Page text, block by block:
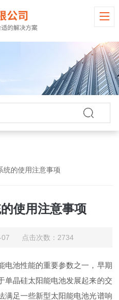
统的使用注意事项
使用注意事项
07 点击次数：2734
池性能的重要参数之一，早期
单晶硅太阳能电池发展起来的交
满足一些新型太阳能电池光谱响